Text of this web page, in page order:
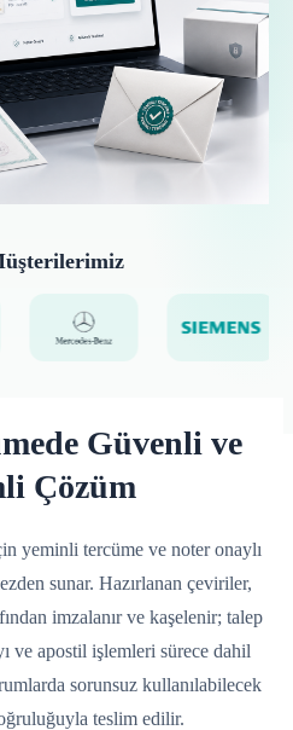
Güvenli ve
Çözüm
yeminli tercüme ve noter onaylı
sunar. Hazırlanan çeviriler,
imzalanır ve kaşelenir; talep
ve apostil işlemleri sürece dahil
sorunsuz kullanılabilecek
teslim edilir.